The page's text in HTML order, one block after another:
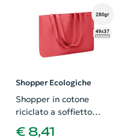
Shopper Ecologiche
Shopper in cotone
riciclato a soffietto
disponibile in diverse
colorazioni con mainci
€ 8,41